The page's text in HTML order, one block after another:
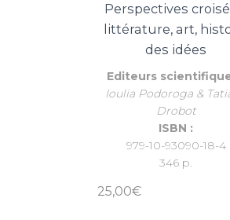
Perspectives
littérature, art,
des idées
Editeurs
Ioulia Podoroga &
Drobot
ISBN :
979-10-93090-18-4
346 p.
25,00€